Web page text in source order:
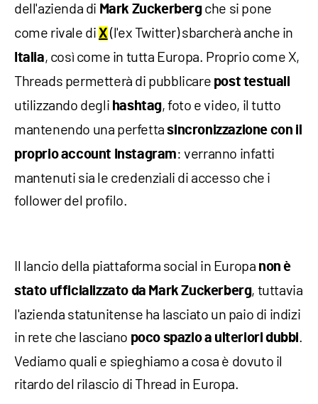
dell'azienda di Mark Zuckerbergche si pone
come rivale di X(l'ex Twitter) sbarcherà anche in
Italia, così come in tutta Europa. Proprio come X,
Threads permetterà di pubblicare post testuali
utilizzando degli hashtag, foto e video, il tutto
mantenendo una perfetta sincronizzazione con il
proprioaccount Instagram: verranno infatti
mantenuti sia le credenziali di accesso che i
follower del profilo.
Il lancio della piattaforma social in Europa non è
stato ufficializzato da Mark Zuckerberg, tuttavia
l'azienda statunitense ha lasciato un paio di indizi
in rete che lasciano poco spazio a ulteriori dubbi.
Vediamo quali e spieghiamo a cosa è dovuto il
ritardo del rilascio di Thread in Europa.